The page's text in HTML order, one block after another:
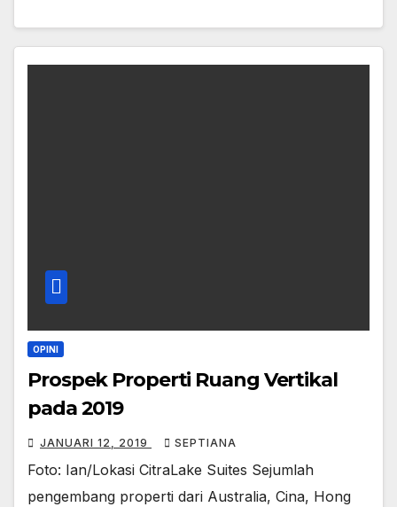
OPINI
Prospek Properti Ruang Vertikal
pada 2019
JANUARI 12, 2019 SEPTIANA
Foto: Ian/Lokasi CitraLake Suites Sejumlah
pengembang properti dari Australia, Cina, Hong